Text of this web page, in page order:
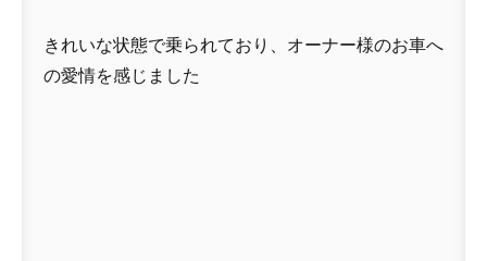
きれいな状態で乗られており、オーナー様のお車へ
の愛情を感じました